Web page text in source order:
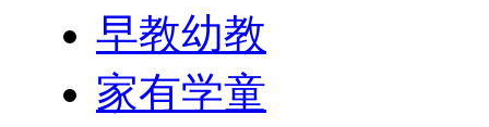
早教幼教
家有学童